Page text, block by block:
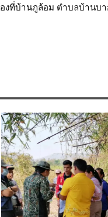
งที่บ้านภูล้อม ตำบลบ้านบ